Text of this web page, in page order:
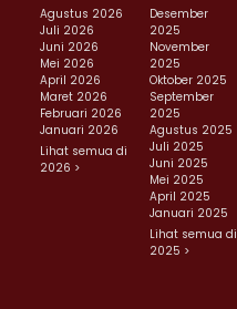
Agustus 2026
Juli 2026
Juni 2026
Mei 2026
April 2026
Maret 2026
Februari 2026
Januari 2026
Lihat semua di
2026 >
Desember
2025
November
2025
Oktober 2025
September
2025
Agustus 2025
Juli 2025
Juni 2025
Mei 2025
April 2025
Januari 2025
Lihat semua di
2025 >